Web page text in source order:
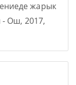
жарык
Ош, 2017,